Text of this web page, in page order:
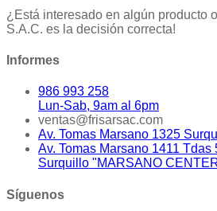
¿Está interesado en algún producto
S.A.C. es la decisión correcta!
Informes
986 993 258
Lun-Sab, 9am al 6pm
ventas@frisarsac.com
Av. Tomas Marsano 1325
Av. Tomas Marsano 1411 Tdas
Surquillo "MARSANO
Síguenos